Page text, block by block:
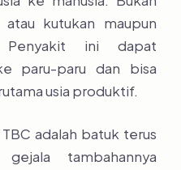
kutukan maupun
Penyakit ini dapat
paru-paru dan bisa
usia produktif.
adalah batuk terus
tambahannya